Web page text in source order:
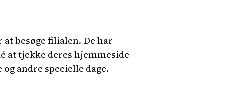
besøge filialen. De har
at tjekke deres hjemmeside
andre specielle dage.